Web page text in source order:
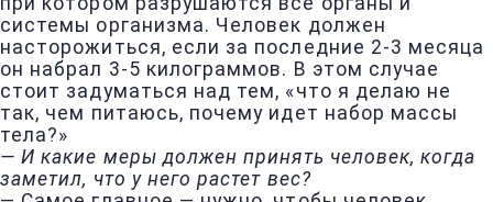
системы организма. Человек должен
насторожиться, если за последние 2-3 месяца
он набрал 3-5 килограммов. В этом случае
стоит задуматься над тем, «что я делаю не
так, чем питаюсь, почему идет набор массы
тела?»
— И какие меры должен принять человек, когда
заметил, что у него растет вес?